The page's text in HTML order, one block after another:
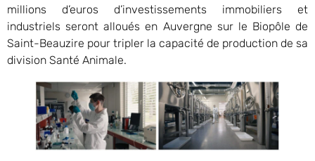
millions d’euros d’investissements immobiliers et
industriels seront alloués en Auvergne sur le Biopôle de
Saint-Beauzire pour tripler la capacité de production de sa
division Santé Animale.